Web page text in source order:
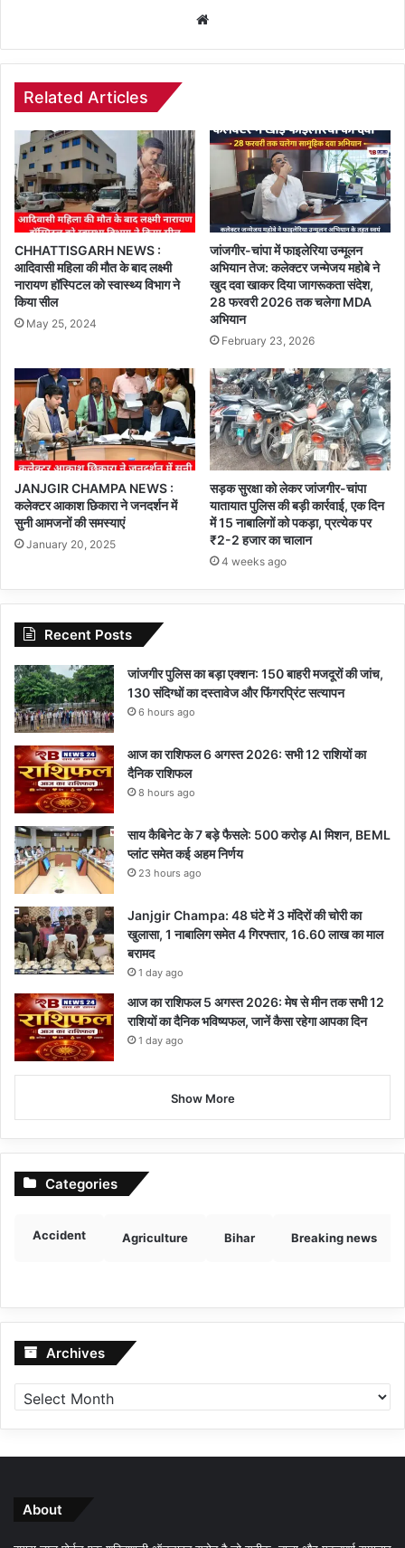
Related Articles
CHHATTISGARH NEWS :
आदिवासी महिला की मौत के बाद लक्ष्मी
नारायण हॉस्पिटल को स्वास्थ्य विभाग ने
किया सील
May 25, 2024
जांजगीर-चांपा में फाइलेरिया उन्मूलन
अभियान तेज: कलेक्टर जन्मेजय महोबे ने
खुद दवा खाकर दिया जागरूकता संदेश,
28 फरवरी 2026 तक चलेगा MDA
अभियान
February 23, 2026
JANJGIR CHAMPA NEWS :
कलेक्टर आकाश छिकारा ने जनदर्शन में
सुनी आमजनों की समस्याएं
January 20, 2025
सड़क सुरक्षा को लेकर जांजगीर-चांपा
यातायात पुलिस की बड़ी कार्रवाई, एक दिन
में 15 नाबालिगों को पकड़ा, प्रत्येक पर
₹2-2 हजार का चालान
4 weeks ago
Recent Posts
जांजगीर पुलिस का बड़ा एक्शन: 150 बाहरी मजदूरों की जांच,
130 संदिग्धों का दस्तावेज और फिंगरप्रिंट सत्यापन
6 hours ago
आज का राशिफल 6 अगस्त 2026: सभी 12 राशियों का
दैनिक राशिफल
8 hours ago
साय कैबिनेट के 7 बड़े फैसले: 500 करोड़ AI मिशन, BEML
प्लांट समेत कई अहम निर्णय
23 hours ago
Janjgir Champa: 48 घंटे में 3 मंदिरों की चोरी का
खुलासा, 1 नाबालिग समेत 4 गिरफ्तार, 16.60 लाख का माल
बरामद
1 day ago
आज का राशिफल 5 अगस्त 2026: मेष से मीन तक सभी 12
राशियों का दैनिक भविष्यफल, जानें कैसा रहेगा आपका दिन
1 day ago
Show More
Categories
Accident Agriculture Bihar Breaking news
Archives Archives
About